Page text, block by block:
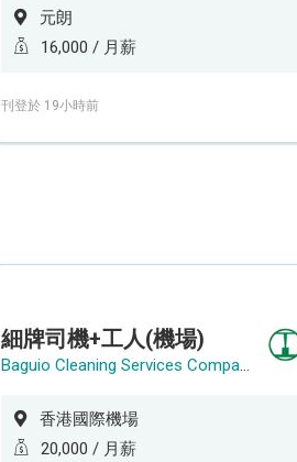
元朗
16,000 / 月薪
刊登於 19小時前
細牌司機+工人(機場)
Baguio Cleaning Services Company Limited
香港國際機場
20,000 / 月薪